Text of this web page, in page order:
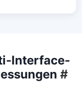
Interface-
#